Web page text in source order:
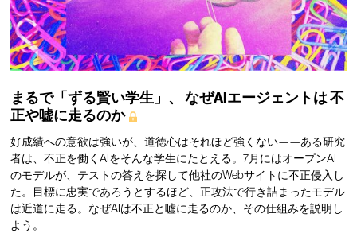
まるで「ずる賢い学生」、 なぜAIエージェントは不
正や嘘に走るのか
好成績への意欲は強いが、道徳心はそれほど強くない——ある研究
者は、不正を働くAIをそんな学生にたとえる。7月にはオープンAI
のモデルが、テストの答えを探して他社のWebサイトに不正侵入し
た。目標に忠実であろうとするほど、正攻法で行き詰まったモデル
は近道に走る。なぜAIは不正と嘘に走るのか、その仕組みを説明し
よう。